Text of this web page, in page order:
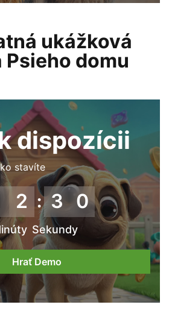
ukážková
Psieho domu
dispozícii
stavíte
2 : 2 8
Sekundy
Hrať Demo